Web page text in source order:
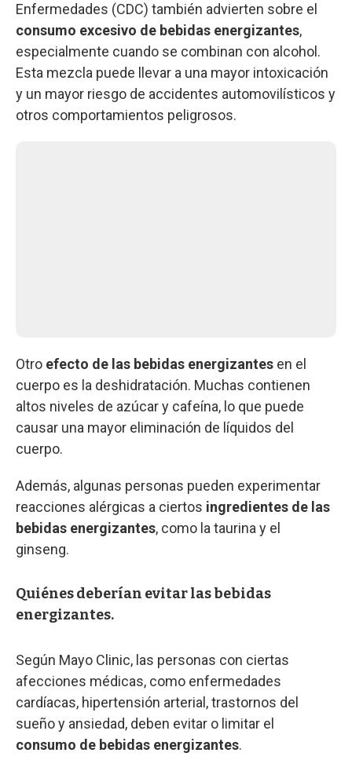
Enfermedades (CDC) también advierten sobre el
consumo excesivo de bebidas energizantes,
especialmente cuando se combinan con alcohol.
Esta mezcla puede llevar a una mayor intoxicación
y un mayor riesgo de accidentes automovilísticos y
otros comportamientos peligrosos.
Otro efecto de las bebidas energizantes en el
cuerpo es la deshidratación. Muchas contienen
altos niveles de azúcar y cafeína, lo que puede
causar una mayor eliminación de líquidos del
cuerpo.
Además, algunas personas pueden experimentar
reacciones alérgicas a ciertos ingredientes de las
bebidas energizantes, como la taurina y el
ginseng.
Quiénes deberían evitar las bebidas
energizantes.
Según Mayo Clinic, las personas con ciertas
afecciones médicas, como enfermedades
cardíacas, hipertensión arterial, trastornos del
sueño y ansiedad, deben evitar o limitar el
consumo de bebidas energizantes.